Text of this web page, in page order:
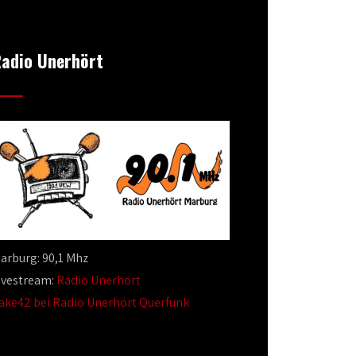
Unerhört
90,1 Mhz
Radio Unerhört
bei Radio Unerhört Querfunk